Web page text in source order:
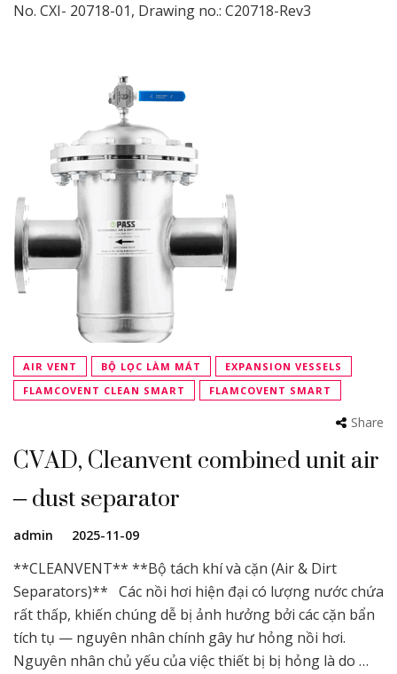
No. CXI- 20718-01, Drawing no.: C20718-Rev3
AIR VENT BỘ LỌC LÀM MÁT
EXPANSION VESSELS
FLAMCOVENT CLEAN SMART
FLAMCOVENT SMART
Share
CVAD, Cleanvent combined unit air
– dust separator
admin 2025-11-09
**CLEANVENT** **Bộ tách khí và cặn (Air & Dirt
Separators)** Các nồi hơi hiện đại có lượng nước chứa
rất thấp, khiến chúng dễ bị ảnh hưởng bởi các cặn bẩn
tích tụ — nguyên nhân chính gây hư hỏng nồi hơi.
Nguyên nhân chủ yếu của việc thiết bị bị hỏng là do …